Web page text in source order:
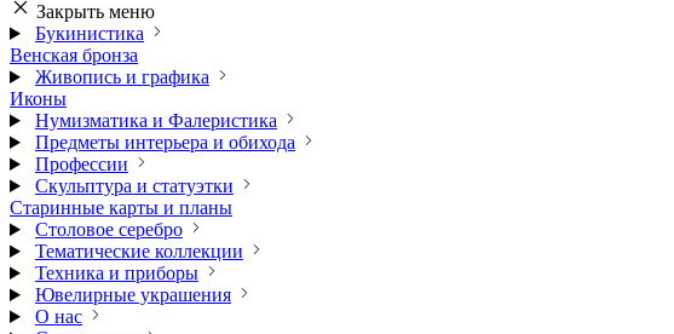
Закрыть меню
Букинистика
Венская бронза
Живопись и графика
Иконы
Нумизматика и Фалеристика
Предметы интерьера и обихода
Профессии
Скульптура и статуэтки
Старинные карты и планы
Столовое серебро
Тематические коллекции
Техника и приборы
Ювелирные украшения
О нас